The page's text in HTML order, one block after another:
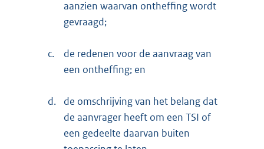
aanzien waarvan ontheffing wordt
gevraagd;
c.
de redenen voor de aanvraag van
een ontheffing; en
d.
de omschrijving van het belang dat
de aanvrager heeft om een TSI of
een gedeelte daarvan buiten